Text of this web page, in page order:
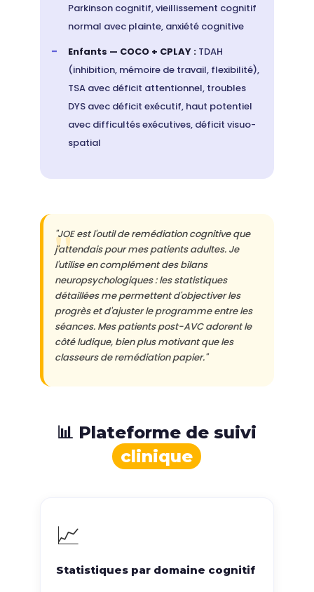
Parkinson cognitif, vieillissement cognitif
normal avec plainte, anxiété cognitive
Enfants — COCO + CPLAY :TDAH
(inhibition, mémoire de travail, flexibilité),
TSA avec déficit attentionnel, troubles
DYS avec déficit exécutif, haut potentiel
avec difficultés exécutives, déficit visuo-
spatial
"JOE est l'outil de remédiation cognitive que
j'attendais pour mes patients adultes. Je
l'utilise en complément des bilans
neuropsychologiques : les statistiques
détaillées me permettent d'objectiver les
progrès et d'ajuster le programme entre les
séances. Mes patients post-AVC adorent le
côté ludique, bien plus motivant que les
classeurs de remédiation papier."
📊 Plateforme de suivi
clinique
📈
Statistiques par domaine cognitif